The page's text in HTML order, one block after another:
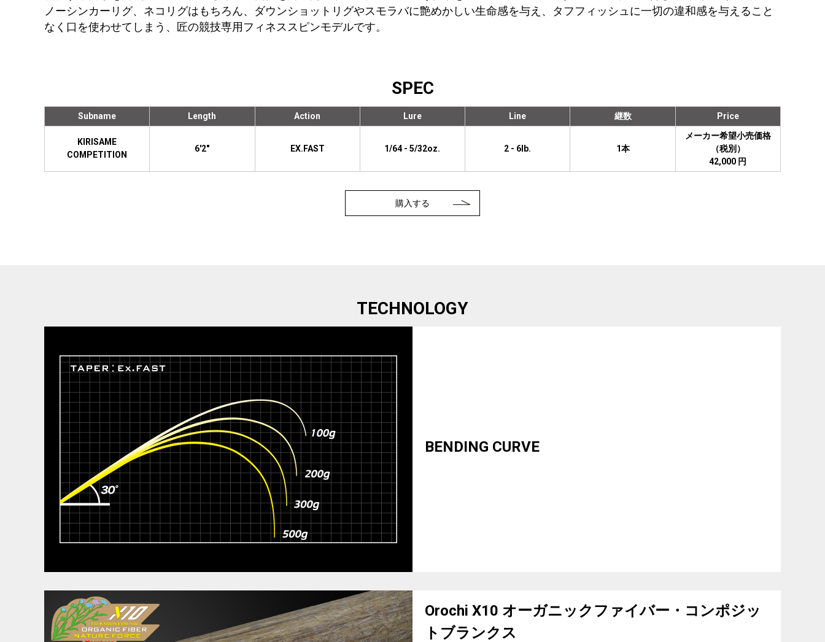
ノーシンカーリグ、ネコリグはもちろん、ダウンショットリグやスモラバに艶めかしい生命感を与え、タフフィッシュに一切の違和感を与えること
なく口を使わせてしまう、匠の競技専用フィネススピンモデルです。
SPEC
Subname
KIRISAME
COMPETITION
Length
6'2"
Action
EX.FAST
Lure
1/64 - 5/32oz.
Line
2 - 6lb.
継数
1本
Price
メーカー希望小売価格
（税別）
42,000 円
購入する
TECHNOLOGY
BENDING CURVE
Orochi X10 オーガニックファイバー・コンポジッ
トブランクス